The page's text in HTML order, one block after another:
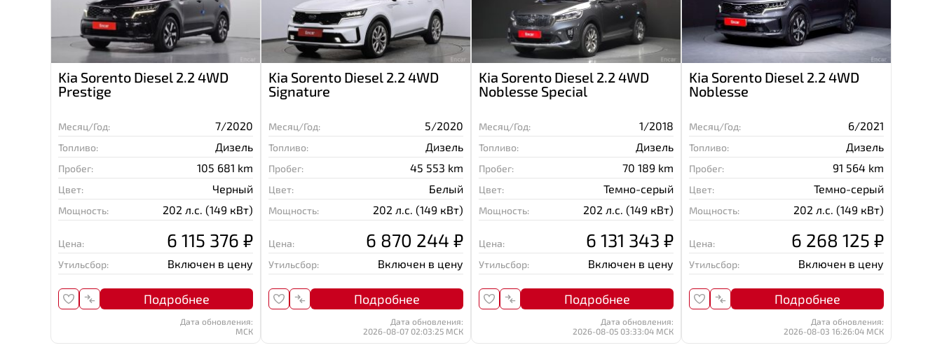
Kia Sorento Diesel 2.2 4WD
Prestige
Месяц/Год: 7/2020
Топливо: Дизель
Пробег: 105 681 km
Цвет: Черный
Мощность: 202 л.с. (149 кВт)
Цена: 6 115 376 ₽
Утильсбор: Включен в цену
Подробнее
Дата обновления:
МСК
Kia Sorento Diesel 2.2 4WD
Signature
Месяц/Год: 5/2020
Топливо: Дизель
Пробег: 45 553 km
Цвет: Белый
Мощность: 202 л.с. (149 кВт)
Цена: 6 870 244 ₽
Утильсбор: Включен в цену
Подробнее
Дата обновления:
2026-08-07 02:03:25 МСК
Kia Sorento Diesel 2.2 4WD
Noblesse Special
Месяц/Год: 1/2018
Топливо: Дизель
Пробег: 70 189 km
Цвет: Темно-серый
Мощность: 202 л.с. (149 кВт)
Цена: 6 131 343 ₽
Утильсбор: Включен в цену
Подробнее
Дата обновления:
2026-08-05 03:33:04 МСК
Kia Sorento Diesel 2.2 4WD
Noblesse
Месяц/Год: 6/2021
Топливо: Дизель
Пробег: 91 564 km
Цвет: Темно-серый
Мощность: 202 л.с. (149 кВт)
Цена: 6 268 125 ₽
Утильсбор: Включен в цену
Подробнее
Дата обновления:
2026-08-03 16:26:04 МСК